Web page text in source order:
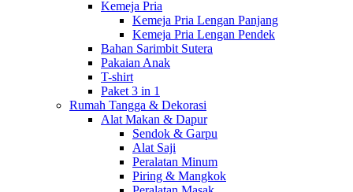
Kemeja Pria
Kemeja Pria Lengan Panjang
Kemeja Pria Lengan Pendek
Bahan Sarimbit Sutera
Pakaian Anak
T-shirt
Paket 3 in 1
Rumah Tangga & Dekorasi
Alat Makan & Dapur
Sendok & Garpu
Alat Saji
Peralatan Minum
Piring & Mangkok